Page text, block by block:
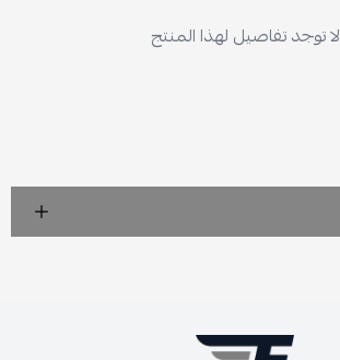
لا توجد تفاصيل لهذا المنتج